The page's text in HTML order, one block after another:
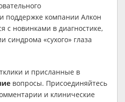
поддержке компании Алкон
с новинками в диагностике,
синдрома «сухого» глаза
и присланные в
вопросы. Присоединяйтесь
и клинические